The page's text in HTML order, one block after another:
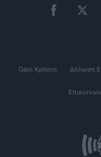
Όροι Χρήσης Δήλωση